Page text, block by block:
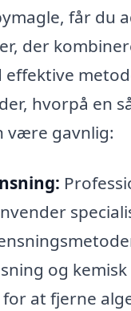
får du
der
effektive
hvorpå en
være gavnlig:
og kemisk
at fjerne